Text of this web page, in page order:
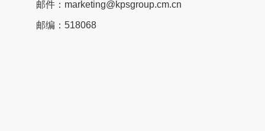
邮件： marketing@kpsgroup.cm.cn
邮编：518068